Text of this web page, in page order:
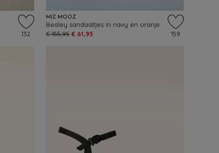
132
MIZ MOOZ
Bealey sandaaltjes in navy en oranje
€ 155,95 € 61,95 159